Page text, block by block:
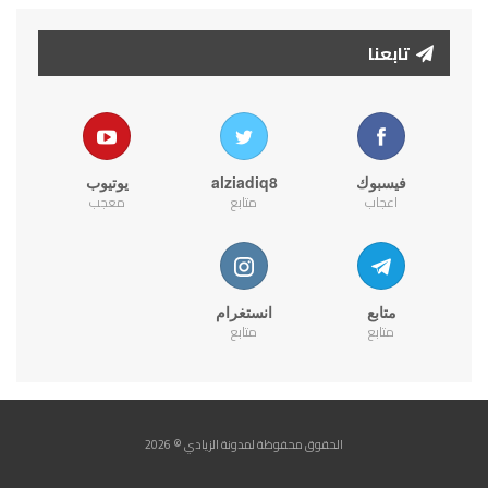
تابعنا
فيسبوك
اعجاب
alziadiq8
متابع
يوتيوب
معجب
متابع
متابع
انستغرام
متابع
الحقوق محفوظة لمدونة الزيادي © 2026